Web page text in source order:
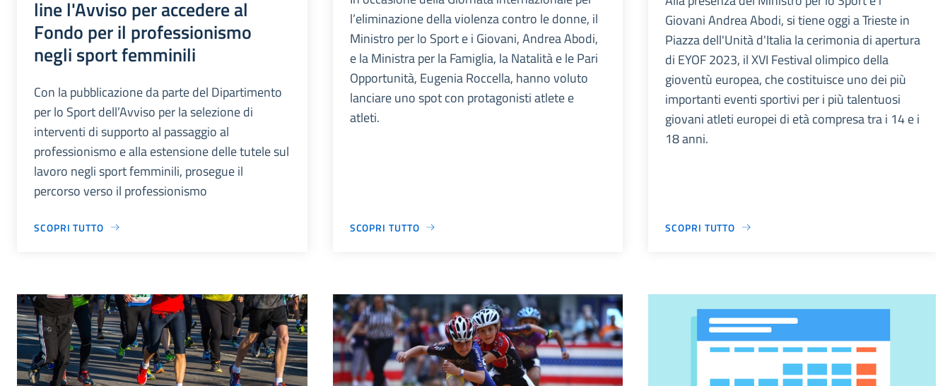
line l'Avviso per accedere al
Fondo per il professionismo
negli sport femminili
Con la pubblicazione da parte del Dipartimento
per lo Sport dell’Avviso per la selezione di
interventi di supporto al passaggio al
professionismo e alla estensione delle tutele sul
lavoro negli sport femminili, prosegue il
percorso verso il professionismo
SCOPRI TUTTO
l’eliminazione della violenza contro le donne, il
Ministro per lo Sport e i Giovani, Andrea Abodi,
e la Ministra per la Famiglia, la Natalità e le Pari
Opportunità, Eugenia Roccella, hanno voluto
lanciare uno spot con protagonisti atlete e
atleti.
SCOPRI TUTTO
Giovani Andrea Abodi, si tiene oggi a Trieste in
Piazza dell'Unità d'Italia la cerimonia di apertura
di EYOF 2023, il XVI Festival olimpico della
gioventù europea, che costituisce uno dei più
importanti eventi sportivi per i più talentuosi
giovani atleti europei di età compresa tra i 14 e i
18 anni.
SCOPRI TUTTO